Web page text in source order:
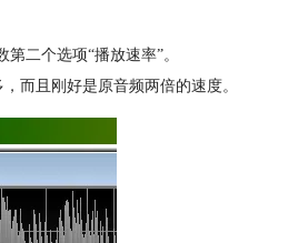
二个选项“播放速率”。
而且刚好是原音频两倍的速度。